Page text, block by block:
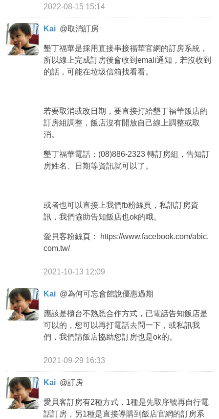
2022-08-15 15:14
Kai @取消訂房
墾丁福華是採用直接串接福華官網的訂房系統，
所以線上完成訂房後會收到emali通知，若沒收到
的話，可能在垃圾信箱找看看。
若要取消或改日期，要直接打給墾丁福華飯店的
訂房組調整，飯店沒有開放自己線上調整或取
消。
墾丁福華電話：(08)886-2323 轉訂房組，告知訂
房姓名、日期等資訊就可以了。
或者也可以直接上我們fb粉絲頁，私訊訂房資
訊，我們協助告知飯店也ok的哦。
愛貝客粉絲頁： https://www.facebook.com/abic.
com.tw/
2021-10-13 12:09
Kai @為何可忘會館說優惠過期
應該是櫃台不熟悉合作方式，已電話告知飯店是
可以的，您可以再打電話去問一下，或私訊我
們，我們請飯店協助您訂房也是ok的。
2021-09-29 16:33
Kai @訂房
愛貝客訂房有2種方式，1種是先取序號再自行電
話訂房，另1種是直接導購到飯店官網的訂房系